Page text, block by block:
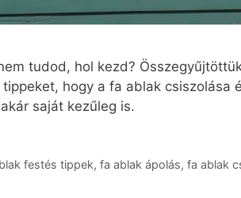
tudod, hol kezd?
hogy a fa ablak csiszolása
saját kezűleg is.
festés tippek, fa ablak ápolás, fa ablak